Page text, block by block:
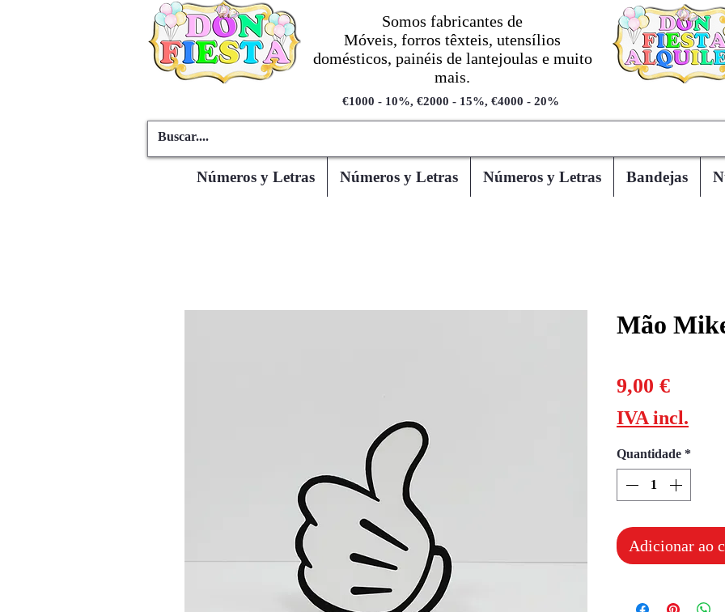
Somos fabricantes de
Móveis, forros têxteis, utensílios
domésticos, painéis de lantejoulas e muito
mais.
€1000 - 10%, €2000 - 15%, €4000 - 20%
Números y Letras Números y Letras Números y Letras Bandejas
Mão
9,00 €Preço
IVA incl.
Quantidade *
Adicionar ao